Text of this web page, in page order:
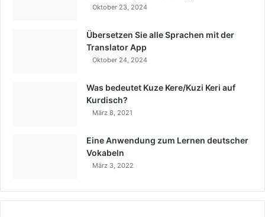
Oktober 23, 2024
Übersetzen Sie alle Sprachen mit der
Translator App
Oktober 24, 2024
Was bedeutet Kuze Kere/Kuzi Keri auf
Kurdisch?
März 8, 2021
Eine Anwendung zum Lernen deutscher
Vokabeln
März 3, 2022